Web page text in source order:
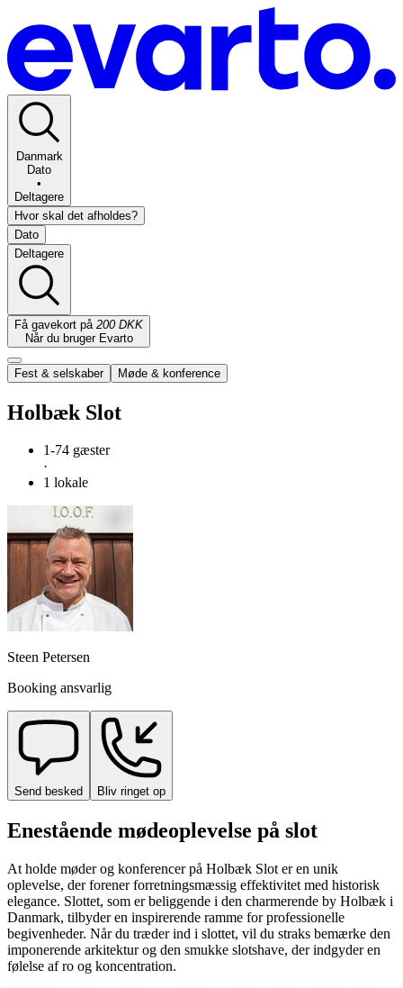
Danmark
Dato
•
Deltagere
Hvor skal det afholdes?
Dato
Deltagere
Få gavekort på 200 DKK
Når du bruger Evarto
Fest & selskaber Møde & konference
Holbæk Slot
1-74 gæster
·
1 lokale
Steen Petersen
Booking ansvarlig
Send besked Bliv ringet op
Enestående mødeoplevelse på slot
At holde møder og konferencer på Holbæk Slot er en unik
oplevelse, der forener forretningsmæssig effektivitet med historisk
elegance. Slottet, som er beliggende i den charmerende by Holbæk i
Danmark, tilbyder en inspirerende ramme for professionelle
begivenheder. Når du træder ind i slottet, vil du straks bemærke den
imponerende arkitektur og den smukke slotshave, der indgyder en
følelse af ro og koncentration.